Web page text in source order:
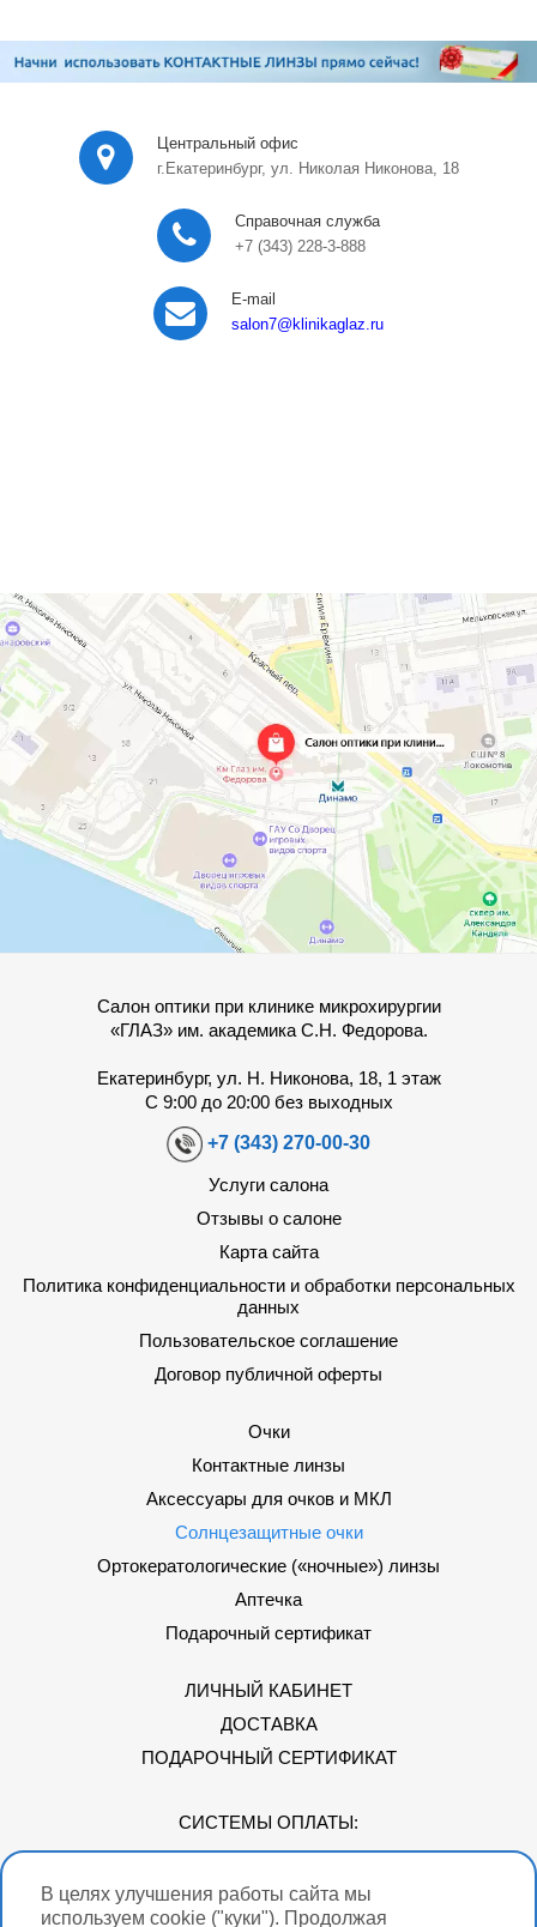
В целях улучшения работы сайта мы
используем cookie ("куки"). Продолжая
Центральный офис
г.Екатеринбург, ул. Николая Никонова, 18
Справочная служба
+7 (343) 228-3-888
E-mail
salon7@klinikaglaz.ru
Салон оптики при клинике микрохирургии
«ГЛАЗ» им. академика С.Н. Федорова.
Екатеринбург, ул. Н. Никонова, 18, 1 этаж
С 9:00 до 20:00 без выходных
+7 (343) 270-00-30
Услуги салона
Отзывы о салоне
Карта сайта
Политика конфиденциальности и обработки персональных
данных
Пользовательское соглашение
Договор публичной оферты
Очки
Контактные линзы
Аксессуары для очков и МКЛ
Солнцезащитные очки
Ортокератологические («ночные») линзы
Аптечка
Подарочный сертификат
ЛИЧНЫЙ КАБИНЕТ
ДОСТАВКА
ПОДАРОЧНЫЙ СЕРТИФИКАТ
СИСТЕМЫ ОПЛАТЫ:
Мы в соцсетях